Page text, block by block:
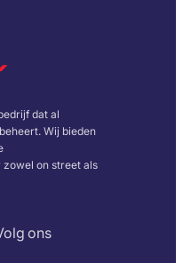
dat al
Wij bieden
on street als
ons